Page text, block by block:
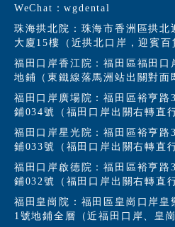
WeChat：wgdental
珠海拱北院：珠海市香洲區拱北
大廈15樓（近拱北口岸，迎賓百
福田口岸香江院：福田區福田口
地鋪（東鐵線落馬洲站出關對面
福田口岸廣場院：福田區裕亨
鋪034號（福田口岸出關右轉直
福田口岸星光院：福田區裕亨
鋪033號（福田口岸出關右轉直
福田口岸啟德院：福田區裕亨
鋪032號（福田口岸出關右轉直
福田皇崗院：福田區皇崗口岸皇
1號地鋪全層（近福田口岸、皇